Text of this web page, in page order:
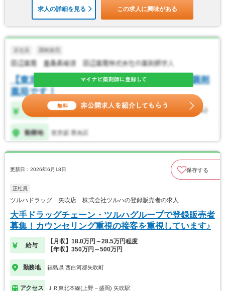
求人の詳細を見る この求人に興味がある
更新日：2026年6月18日 保存する
正社員
ツルハドラッグ 矢吹店 株式会社ツルハの登録販売者の求人
大手ドラッグチェーン・ツルハグループで登録販売者
募集！カウンセリング重視の接客を重視しています♪
給与
【月収】18.0万円～28.5万円程度
【年収】350万円～500万円
勤務地 福島県 西白河郡矢吹町
アクセス ＪＲ東北本線(上野－盛岡) 矢吹駅